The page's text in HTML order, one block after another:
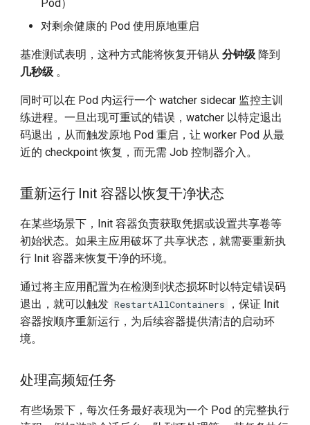
Pod）
对剩余健康的 Pod 使用原地重启
基准测试表明，这种方式能将恢复开销从分钟级 降到
几秒级 。
同时可以在 Pod 内运行一个 watcher sidecar 监控主训
练进程。一旦出现可重试的错误，watcher 以特定退出
码退出，从而触发原地 Pod 重启，让 worker Pod 从最
近的 checkpoint 恢复，而无需 Job 控制器介入。
重新运行 Init 容器以恢复干净状态
在某些场景下，Init 容器负责获取凭据或设置共享卷等
初始状态。如果主应用破坏了共享状态，就需要重新执
行 Init 容器来恢复干净的环境。
通过将主应用配置为在检测到状态损坏时以特定错误码
退出，就可以触发 RestartAllContainers
，保证 Init
容器按顺序重新运行，为后续容器提供清洁的启动环
境。
处理高频短任务
有些场景下，每次任务最好表现为一个 Pod 的完整执行